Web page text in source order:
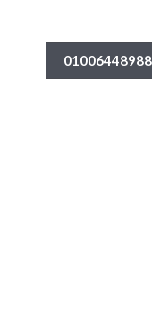
01006448988